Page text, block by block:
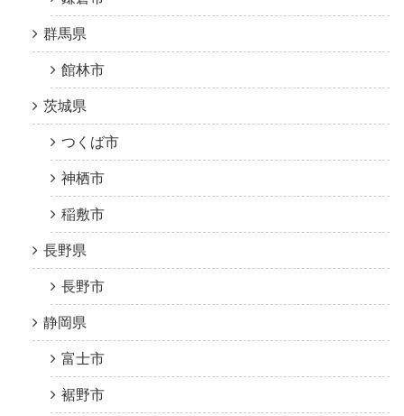
群馬県
館林市
茨城県
つくば市
神栖市
稲敷市
長野県
長野市
静岡県
富士市
裾野市